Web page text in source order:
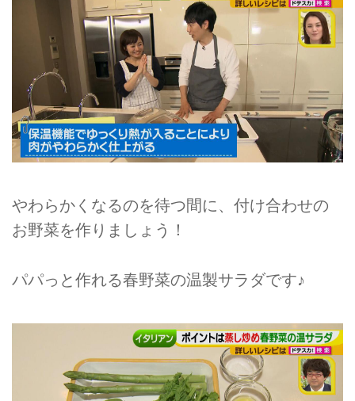
やわらかくなるのを待つ間に、付け合わせの
お野菜を作りましょう！
パパっと作れる春野菜の温製サラダです♪